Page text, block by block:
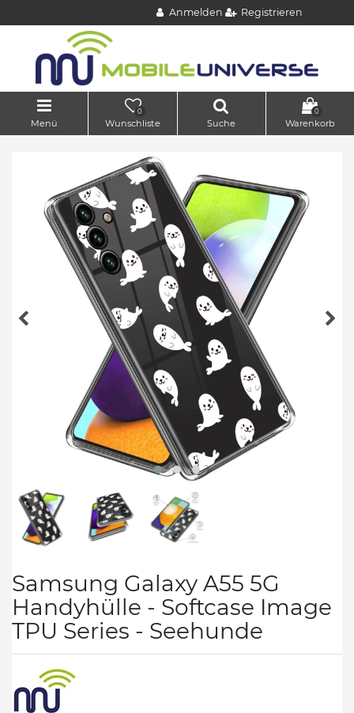
Anmelden Registrieren
Menü
0
Wunschliste Suche
0
Warenkorb
Samsung Galaxy A55 5G
Handyhülle - Softcase Image
TPU Series - Seehunde